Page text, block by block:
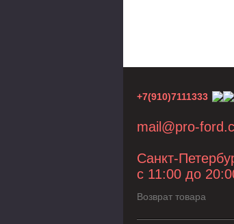
+7(910)7111333
mail@pro-
Санкт-
с 11:00 до
Возврат товара